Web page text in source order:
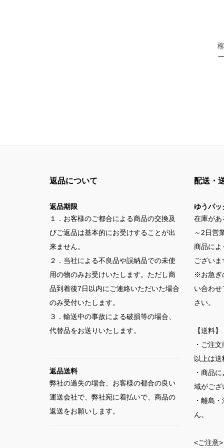
返品について
返品期限
１．お客様のご都合による商品の交換及
びご返品は基本的にお受けすることが出
来ません。
２．当社による不良品や誤納品での未使
用の物のみお受けいたします。ただし商
品到着後7日以内にご連絡いただいた場合
のみ受付いたします。
３．輸送中の事故による破損等の場合、
代替品をお送りいたします。
返品送料
弊社の過失の場合、お客様の都合の良い
運送会社で、弊社宛に着払いで、商品の
返送をお願いします。
配送・
ゆうパッ
在庫があ
～2日営
商品によ
ございま
※お急ぎ
い合わ
さい。
【送料】
・ご注
以上は
・商品
域がござ
・離島
ん。
<ご注意>